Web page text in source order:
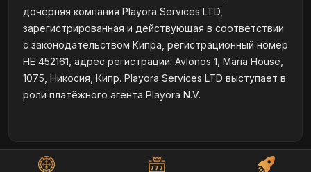
дочерняя компания Playora Services LTD,
зарегистрированная и действующая в соответствии
с законодательством Кипра, регистрационный номер
HE 452161, адрес регистрации: Avlonos 1, Maria House,
1075, Никосия, Кипр. Playora Services LTD выступает в
роли платёжного агента Playora N.V.
© 2026 energo-watt.com.ua